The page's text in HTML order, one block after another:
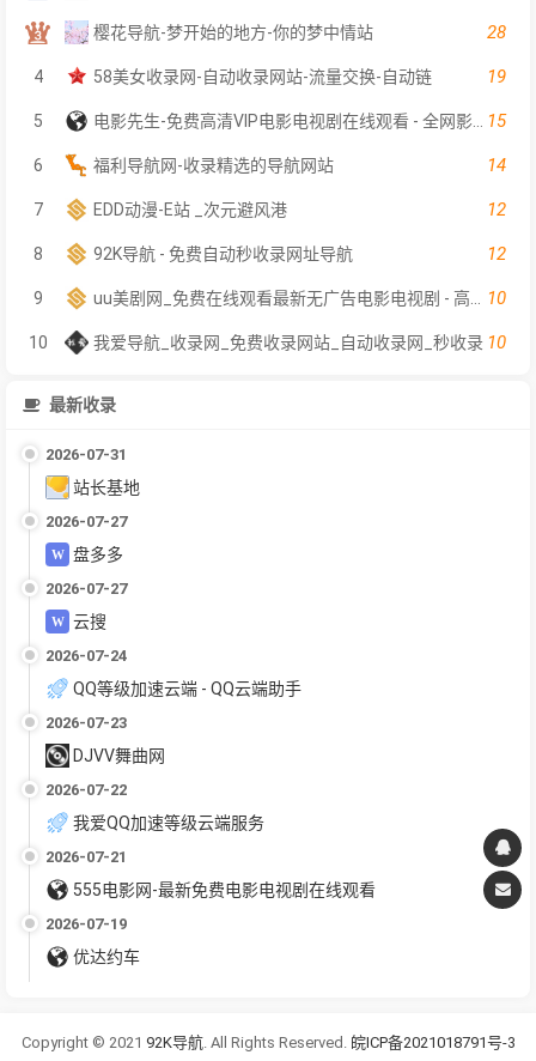
樱花导航-梦开始的地方-你的梦中情站 28
4 58美女收录网-自动收录网站-流量交换-自动链 19
5 15
6 福利导航网-收录精选的导航网站 14
7 EDD动漫-E站 _次元避风港 12
8 92K导航 - 免费自动秒收录网址导航 12
9 10
10 我爱导航_收录网_免费收录网站_自动收录网_秒收录 10
最新收录
2026-07-31
站长基地
2026-07-27
盘多多
2026-07-27
云搜
2026-07-24
QQ等级加速云端 - QQ云端助手
2026-07-23
DJVV舞曲网
2026-07-22
我爱QQ加速等级云端服务
2026-07-21
555电影网-最新免费电影电视剧在线观看
2026-07-19
优达约车
Copyright © 2021 92K导航. All Rights Reserved. 皖ICP备2021018791号-3